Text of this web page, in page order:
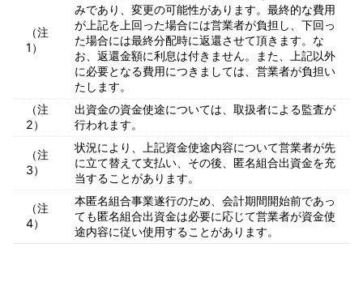
（注
1）
みであり、変更の可能性があります。最終的な費用
が上記を上回った場合には営業者が負担し、下回っ
た場合には最終分配時に返還させて頂きます。な
お、返還金額に利息は付きません。また、上記以外
に必要となる費用につきましては、営業者が負担い
たします。
（注
2）
出資金の資金使途については、取扱者による監査が
行われます。
（注
3）
状況により、上記資金使途内容について営業者が先
に立て替えて支払い、その後、匿名組合出資金を充
当することがあります。
（注
4）
本匿名組合事業遂行のため、会計期間開始前であっ
ても匿名組合出資金は必要に応じて営業者が資金使
途内容に従い使用することがあります。